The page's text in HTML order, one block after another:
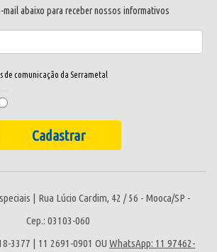
mail abaixo para receber nossos informativos
comunicação da Serrametal
| Rua Lúcio Cardim, 42 / 56 - Mooca/SP -
Cep.: 03103-060
3377 | 11 2691-0901 OU WhatsApp: 11 97462-